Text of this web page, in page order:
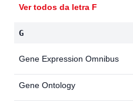
Ver todos da letra F
G
Gene Expression Omnibus
Gene Ontology